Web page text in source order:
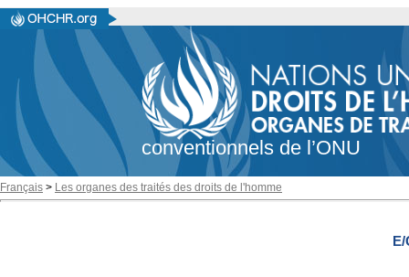
conventionnels de l’ONU
Français > Les organes des traités des droits de l'homme
E/